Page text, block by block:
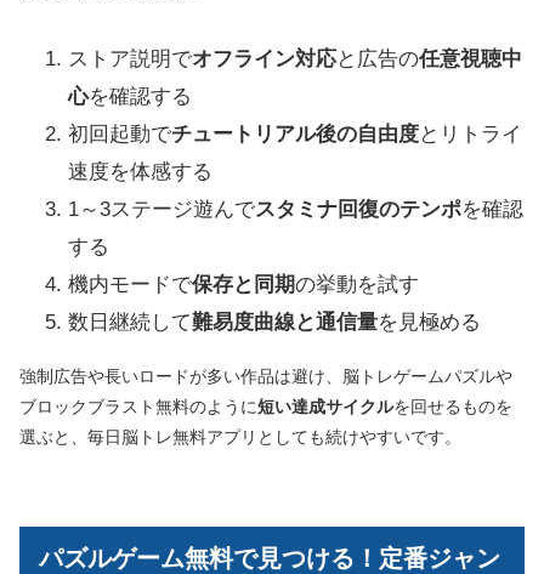
ストア説明でオフライン対応と広告の任意視聴中
心を確認する
初回起動でチュートリアル後の自由度とリトライ
速度を体感する
1～3ステージ遊んでスタミナ回復のテンポを確認
する
機内モードで保存と同期の挙動を試す
数日継続して難易度曲線と通信量を見極める
強制広告や長いロードが多い作品は避け、脳トレゲームパズルや
ブロックブラスト無料のように短い達成サイクルを回せるものを
選ぶと、毎日脳トレ無料アプリとしても続けやすいです。
パズルゲーム無料で見つける！定番ジャン